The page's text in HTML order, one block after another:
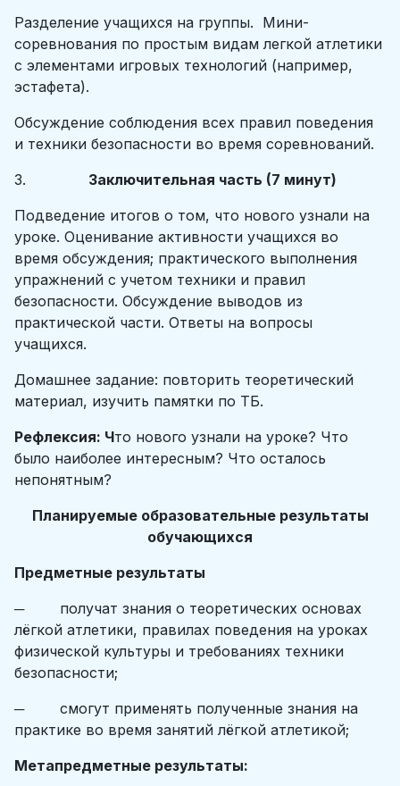
Разделение учащихся на группы. Мини-
соревнования по простым видам легкой атлетики
с элементами игровых технологий (например,
эстафета).
Обсуждение соблюдения всех правил поведения
и техники безопасности во время соревнований.
3. Заключительная часть (7 минут)
Подведение итогов о том, что нового узнали на
уроке. Оценивание активности учащихся во
время обсуждения; практического выполнения
упражнений с учетом техники и правил
безопасности. Обсуждение выводов из
практической части. Ответы на вопросы
учащихся.
Домашнее задание: повторить теоретический
материал, изучить памятки по ТБ.
Рефлексия: Что нового узнали на уроке? Что
было наиболее интересным? Что осталось
непонятным?
Планируемые образовательные результаты
обучающихся
Предметные результаты
─ получат знания о теоретических основах
лёгкой атлетики, правилах поведения на уроках
физической культуры и требованиях техники
безопасности;
─ смогут применять полученные знания на
практике во время занятий лёгкой атлетикой;
Метапредметные результаты: